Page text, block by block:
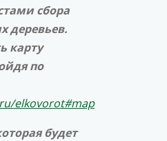
сбора
деревьев.
карту
по
elkovorot#map
будет